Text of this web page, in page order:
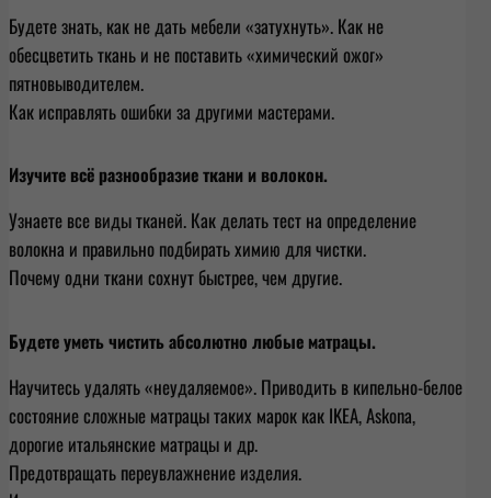
Будете знать, как не дать мебели «затухнуть». Как не
обесцветить ткань и не поставить «химический ожог»
пятновыводителем.
Как исправлять ошибки за другими мастерами.
Изучите всё разнообразие ткани и волокон.
Узнаете все виды тканей. Как делать тест на определение
волокна и правильно подбирать химию для чистки.
Почему одни ткани сохнут быстрее, чем другие.
Будете уметь чистить абсолютно любые матрацы.
Научитесь удалять «неудаляемое». Приводить в кипельно-белое
состояние сложные матрацы таких марок как IKEA, Askona,
дорогие итальянские матрацы и др.
Предотвращать переувлажнение изделия.